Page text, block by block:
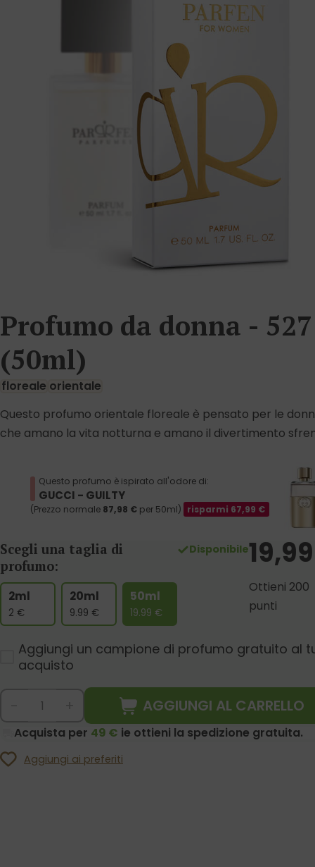
Profumo da donna - 527
(50ml)
floreale orientale
Questo profumo orientale floreale è pensato per le
che amano la vita notturna e amano il divertimento
Questo profumo è ispirato all'odore di:
GUCCI - GUILTY
(Prezzo normale 87,98 €per 50ml) risparmi 67,99 €
Scegli una taglia di
profumo:
2ml
2 €
20ml
9.99 €
50ml
19.99 €
Disponibile19,99
Ottieni 200
punti
Aggiungi un campione di profumo gratuito al
acquisto
AGGIUNGI AL CARRELLO
Acquista per 49 € ie ottieni la spedizione gratuita.
Aggiungi ai preferiti